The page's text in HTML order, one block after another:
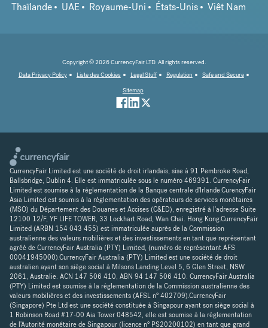
Thaïlande
UAE Royaume-Uni États-Unis Viêt Nam
Copyright © 2026 CurrencyFair LTD. All rights reserved.
Data Privacy Policy
Liste des Cookies Legal Stuff Regulation
Safe and Secure
Sitemap
CurrencyFair Limited est une société de droit irlandais, sise à 91 Pembroke Road,
Ballsbridge, Dublin 4. Elle est immatriculée sous le numéro 469391. CurrencyFair
Limited est soumise à la réglementation de la Banque centrale d'Irlande.CurencyFair
Asia Limited est soumis à la réglementation des opérateurs de services monétaires
(MSO) du Département des Douanes et Accises (C&ED), enregistré à l'adresse Suite
12100 12/F, YF LIFE TOWER, 33 Lockhart Road, Wan Chai. Hong Kong.CurrencyFair
Limited (ARBN 154 043 455) est immatriculée auprès de la Commission
australienne des valeurs mobilières et des investissements en tant que représentant
agréé de CurrencyFair Australia (PTY) Limited, (numéro de représentant AFS
00041945000).CurrencyFair Australia (PTY) Limited est une société de droit
australien ayant son siège social à Milsons Landing Level 5, 6 Glen Street, NSW
2061, Australie. ACN 147 506 410, ABN 94 147 506 410. CurrencyFair Australia
(PTY) Limited est soumise à la réglementation de la Commission australienne des
valeurs mobilières et des investissements (AFSL n° 402709).CurrencyFair
(Singapore) Pte Ltd est une société constituée à Singapour ayant son siège social à
1 Robinson Road #17-00 Aia Tower 048542, elle est soumise à la réglementation
de l'Autorité monétaire de Singapour (licence n° PS20200102) en tant que grand